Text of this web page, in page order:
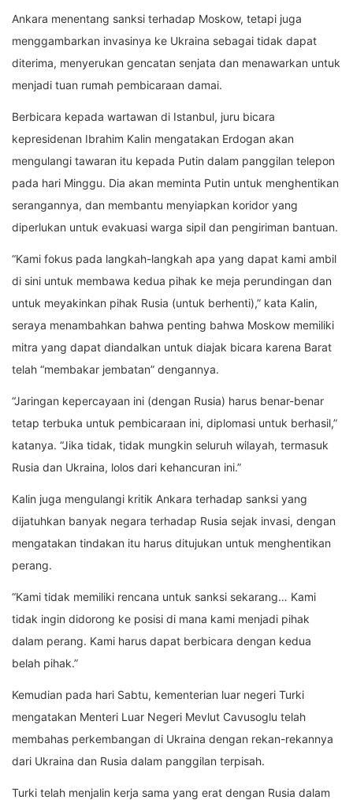
Ankara menentang sanksi terhadap Moskow, tetapi juga
menggambarkan invasinya ke Ukraina sebagai tidak dapat
diterima, menyerukan gencatan senjata dan menawarkan untuk
menjadi tuan rumah pembicaraan damai.
Berbicara kepada wartawan di Istanbul, juru bicara
kepresidenan Ibrahim Kalin mengatakan Erdogan akan
mengulangi tawaran itu kepada Putin dalam panggilan telepon
pada hari Minggu. Dia akan meminta Putin untuk menghentikan
serangannya, dan membantu menyiapkan koridor yang
diperlukan untuk evakuasi warga sipil dan pengiriman bantuan.
“Kami fokus pada langkah-langkah apa yang dapat kami ambil
di sini untuk membawa kedua pihak ke meja perundingan dan
untuk meyakinkan pihak Rusia (untuk berhenti),” kata Kalin,
seraya menambahkan bahwa penting bahwa Moskow memiliki
mitra yang dapat diandalkan untuk diajak bicara karena Barat
telah “membakar jembatan” dengannya.
“Jaringan kepercayaan ini (dengan Rusia) harus benar-benar
tetap terbuka untuk pembicaraan ini, diplomasi untuk berhasil,”
katanya. “Jika tidak, tidak mungkin seluruh wilayah, termasuk
Rusia dan Ukraina, lolos dari kehancuran ini.”
Kalin juga mengulangi kritik Ankara terhadap sanksi yang
dijatuhkan banyak negara terhadap Rusia sejak invasi, dengan
mengatakan tindakan itu harus ditujukan untuk menghentikan
perang.
“Kami tidak memiliki rencana untuk sanksi sekarang… Kami
tidak ingin didorong ke posisi di mana kami menjadi pihak
dalam perang. Kami harus dapat berbicara dengan kedua
belah pihak.”
Kemudian pada hari Sabtu, kementerian luar negeri Turki
mengatakan Menteri Luar Negeri Mevlut Cavusoglu telah
membahas perkembangan di Ukraina dengan rekan-rekannya
dari Ukraina dan Rusia dalam panggilan terpisah.
Turki telah menjalin kerja sama yang erat dengan Rusia dalam